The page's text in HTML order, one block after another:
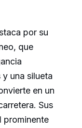
por su
que
una silueta
en un
Sus
prominente